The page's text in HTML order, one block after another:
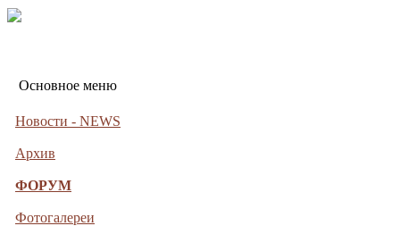
Основное меню
Новости - NEWS
Архив
ФОРУМ
Фотогалереи